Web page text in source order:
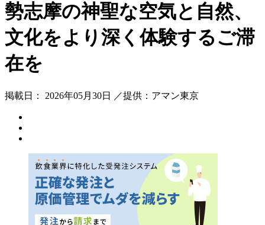
勢志摩の神聖な空気と自然、
文化をより深く体験するご滞
在を
掲載日： 2026年05月30日 ／提供：アマン東京